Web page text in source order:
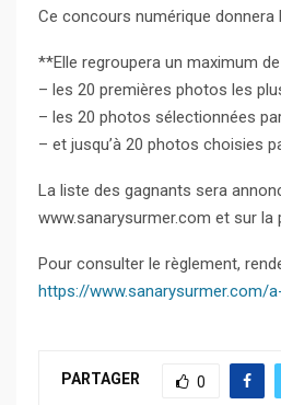
Ce concours numérique donnera
**Elle regroupera un maximum
– les 20 premières photos les
– les 20 photos sélectionnées
– et jusqu’à 20 photos choisies
La liste des gagnants sera
www.sanarysurmer.com et sur la
Pour consulter le règlement,
https://www.sanarysurmer.com/
PARTAGER 0